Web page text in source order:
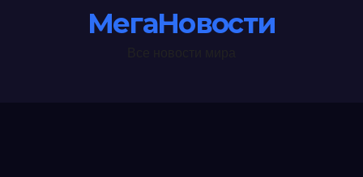
МегаНовости